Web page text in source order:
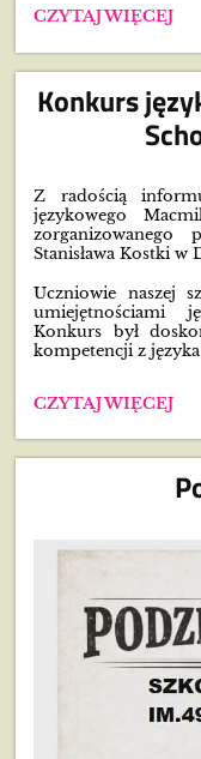
POWIATOWY
CZYTANIA
W
JĘZYKU
ANGIELSKIM
STORY”:
CZYTAJ WIĘCEJ
Konkurs
Z radością
językowego
zorganizowanego
Stanisława Kostki w
Uczniowie naszej
umiejętnościami
Konkurs był
kompetencji z
KONKURS
MACMILLAN
PRIMARY
TOURNAMENT!:
CZYTAJ WIĘCEJ